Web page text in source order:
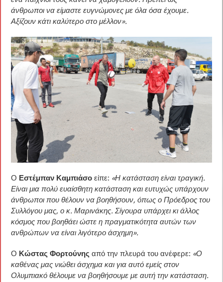
άνθρωποι να είμαστε ευγνώμονες με όλα όσα έχουμε.
Αξίζουν κάτι καλύτερο στο μέλλον».
Ο Εστέμπαν Καμπιάσο είπε: «Η κατάσταση είναι τραγική.
Είναι μια πολύ ευαίσθητη κατάσταση και ευτυχώς υπάρχουν
άνθρωποι που θέλουν να βοηθήσουν, όπως ο Πρόεδρος του
Συλλόγου μας, ο κ. Μαρινάκης. Σίγουρα υπάρχει κι άλλος
κόσμος που βοηθάει ώστε η πραγματικότητα αυτών των
ανθρώπων να είναι λιγότερο άσχημη».
Ο Κώστας Φορτούνης από την πλευρά του ανέφερε: «Ο
καθένας μας νιώθει άσχημα και για αυτό εμείς στον
Ολυμπιακό θέλουμε να βοηθήσουμε με αυτή την κατάσταση.